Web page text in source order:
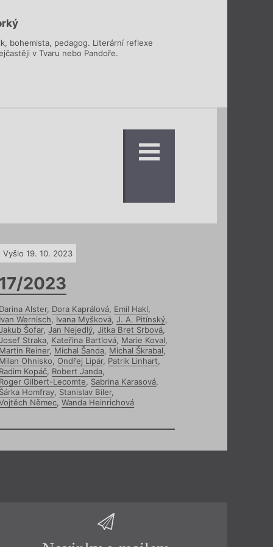
bohemista, pedagog. Literární reflexe
v Tvaru nebo Pandoře.
Vyšlo 19. 10. 2023
2023
Alster, Dora Kaprálová, Emil Hakl,
Wernisch, Ivana Myšková, J. A. Pitínský,
Šofar, Jan Nejedlý, Jitka Bret Srbová,
Straka, Kateřina Bartlová, Marie Koval,
Reiner, Michal Šanda, Michal Škrabal,
Ohnisko, Ondřej Lipár, Patrik Linhart,
Kopáč, Robert Janda,
Gilbert-Lecomte, Sabrina Karasová,
Homfray, Stanislav Biler,
Němec, Wanda Heinrichová